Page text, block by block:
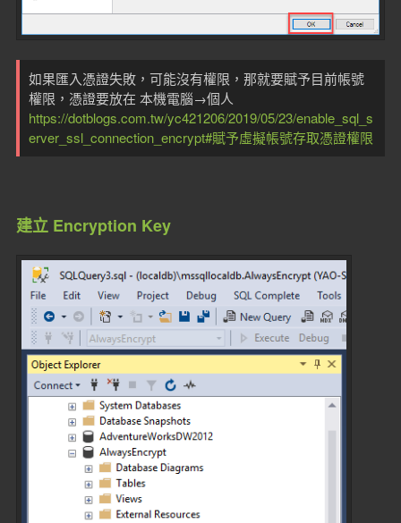
如果匯入憑證失敗，可能沒有權限，那就要賦予目前帳號
權限，憑證要放在 本機電腦→個人
https://dotblogs.com.tw/yc421206/2019/05/23/enable_sql_s
erver_ssl_connection_encrypt#賦予虛擬帳號存取憑證權限
建立 Encryption Key